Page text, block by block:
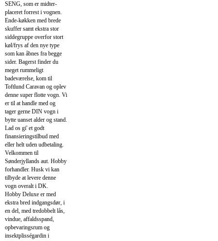
SENG, som er midter-
placeret forrest i vognen.
Ende-køkken med brede
skuffer samt ekstra stor
siddegruppe overfor stort
køl/frys af den nye type
som kan åbnes fra begge
sider. Bagerst finder du
meget rummeligt
badeværelse, kom til
Toftlund Caravan og oplev
denne super flotte vogn. Vi
er til at handle med og
tager gerne DIN vogn i
bytte uanset alder og stand.
Lad os gi' et godt
finansieringstilbud med
eller helt uden udbetaling.
Velkommen til
Sønderjyllands aut. Hobby
forhandler. Husk vi kan
tilbyde at levere denne
vogn overalt i DK.
Hobby Deluxe er med
ekstra bred indgangsdør, i
en del, med tredobbelt lås,
vindue, affaldsspand,
opbevaringsrum og
insektplisségardin i